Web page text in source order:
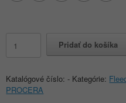
PROCERA
Pridať do košíka
Katalógové číslo:- Kategórie:
PROCERA